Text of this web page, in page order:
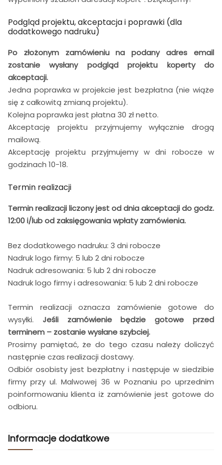
Podgląd projektu, akceptacja i poprawki (dla
dodatkowego nadruku)
Po złożonym zamówieniu na podany adres email
zostanie wysłany podgląd projektu koperty do
akceptacji.
Jedna poprawka w projekcie jest bezpłatna (nie wiąże
się z całkowitą zmianą projektu).
Kolejna poprawka jest płatna 30 zł netto.
Akceptację projektu przyjmujemy wyłącznie drogą
mailową.
Akceptację projektu przyjmujemy w dni robocze w
godzinach 10-18.
Termin realizacji
Termin realizacji liczony jest od dnia akceptacji do godz.
12:00 i/lub od zaksięgowania wpłaty zamówienia.
Bez dodatkowego nadruku: 3 dni robocze
Nadruk logo firmy: 5 lub 2 dni robocze
Nadruk adresowania: 5 lub 2 dni robocze
Nadruk logo firmy i adresowania: 5 lub 2 dni robocze
Termin realizacji oznacza zamówienie gotowe do
wysyłki. Jeśli zamówienie będzie gotowe przed
terminem – zostanie wysłane szybciej.
Prosimy pamiętać, że do tego czasu należy doliczyć
następnie czas realizacji dostawy.
Odbiór osobisty jest bezpłatny i następuje w siedzibie
firmy przy ul. Malwowej 36 w Poznaniu po uprzednim
poinformowaniu klienta iż zamówienie jest gotowe do
odbioru.
Informacje dodatkowe